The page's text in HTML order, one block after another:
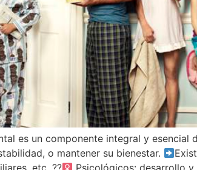
es un componente integral y
o mantener su bienestar.
etc. ??‍
Psicológicos: desarrollo